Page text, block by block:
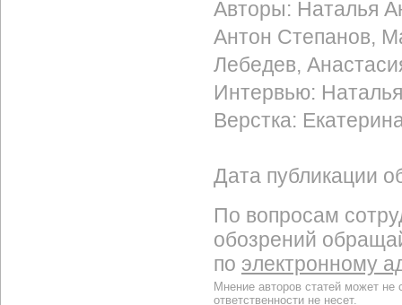
Авторы: Наталья
Антон Степанов,
Лебедев,
Интервью:
Верстка:
Дата публикации
По вопросам
обозрений
по электронному
Мнение авторов статей может
ответственности не несет.